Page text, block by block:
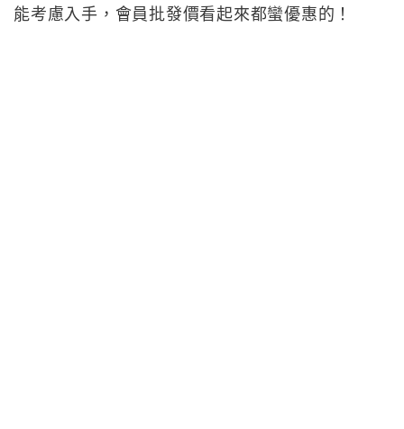
能考慮入手，會員批發價看起來都蠻優惠的！